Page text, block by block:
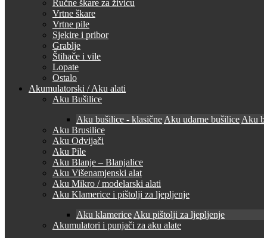
Ručne škare za živicu
Vrtne škare
Vrtne pile
Sjekire i pribor
Grablje
Štihače i vile
Lopate
Ostalo
Akumulatorski / Aku alati
Aku Bušilice
Aku bušilice - klasične Aku udarne bušilice Aku
Aku Brusilice
Aku Odvijači
Aku Pile
Aku Blanje – Blanjalice
Aku Višenamjenski alat
Aku Mikro / modelarski alati
Aku Klamerice i pištolji za ljepljenje
Aku klamerice Aku pištolji za ljepljenje
Akumulatori i punjači za aku alate